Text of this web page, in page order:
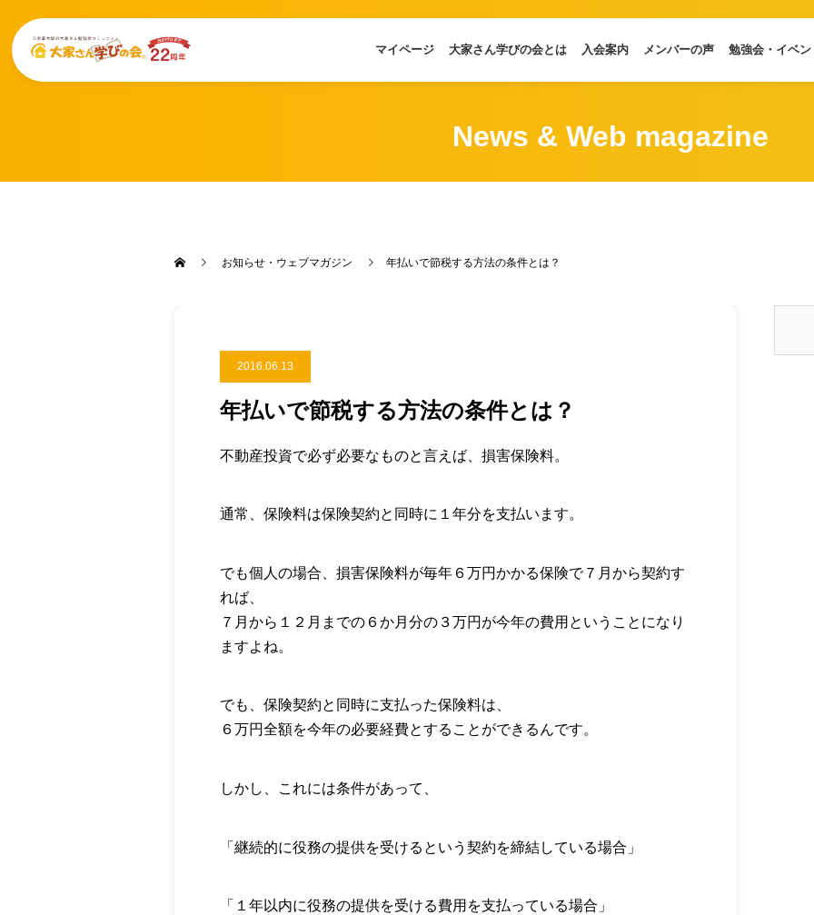
マイページ 大家さん学びの会とは 入会案内 メンバーの声 勉強会・イベン
News & Web magazine
お知らせ・ウェブマガジン 年払いで節税する方法の条件とは？
2016.06.13
年払いで節税する方法の条件とは？
不動産投資で必ず必要なものと言えば、損害保険料。
通常、保険料は保険契約と同時に１年分を支払います。
でも個人の場合、損害保険料が毎年６万円かかる保険で７月から契約す
れば、
７月から１２月までの６か月分の３万円が今年の費用ということになり
ますよね。
でも、保険契約と同時に支払った保険料は、
６万円全額を今年の必要経費とすることができるんです。
しかし、これには条件があって、
「継続的に役務の提供を受けるという契約を締結している場合」
「１年以内に役務の提供を受ける費用を支払っている場合」